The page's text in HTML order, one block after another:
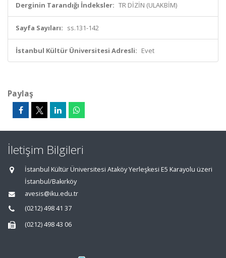
Derginin Tarandığı İndeksler: TR DİZİN (ULAKBİM)
Sayfa Sayıları: ss.131-142
İstanbul Kültür Üniversitesi Adresli: Evet
Paylaş
İletişim Bilgileri
İstanbul Kültür Üniversitesi Ataköy Yerleşkesi E5 Karayolu üzeri
İstanbul/Bakırköy
avesis@iku.edu.tr
(0212) 498 41 37
(0212) 498 43 06